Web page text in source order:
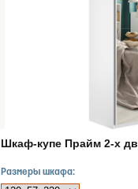
Шкаф-купе Прайм 2-х
Размеры шкафа: